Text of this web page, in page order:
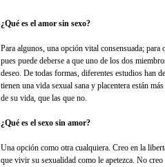
¿Qué es el amor sin sexo?
Para algunos, una opción vital consensuada;
pues puede deberse a que uno de los dos
deseo. De todas formas, diferentes estudios han
tienen una vida sexual sana y placentera están
de su vida, que las que no.
¿Qué es el sexo sin amor?
Una opción como otra cualquiera. Creo en la
que vivir su sexualidad como le apetezca. No